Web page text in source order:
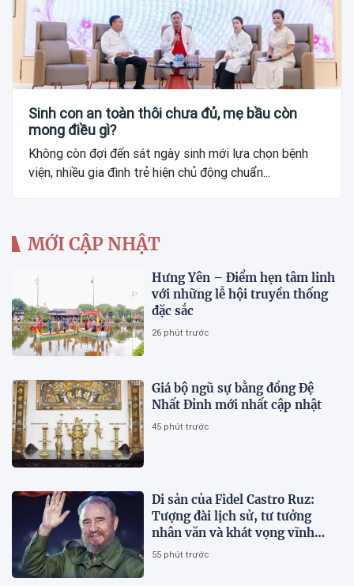
Sinh con an toàn thôi chưa đủ, mẹ bầu còn
mong điều gì?
Không còn đợi đến sát ngày sinh mới lựa chọn bệnh
viện, nhiều gia đình trẻ hiện chủ động chuẩn...
MỚI CẬP NHẬT
Hưng Yên – Điểm hẹn tâm linh
với những lễ hội truyền thống
đặc sắc
26 phút trước
Giá bộ ngũ sự bằng đồng Đệ
Nhất Đỉnh mới nhất cập nhật
45 phút trước
Di sản của Fidel Castro Ruz:
Tượng đài lịch sử, tư tưởng
nhân văn và khát vọng vĩnh
hằng
55 phút trước